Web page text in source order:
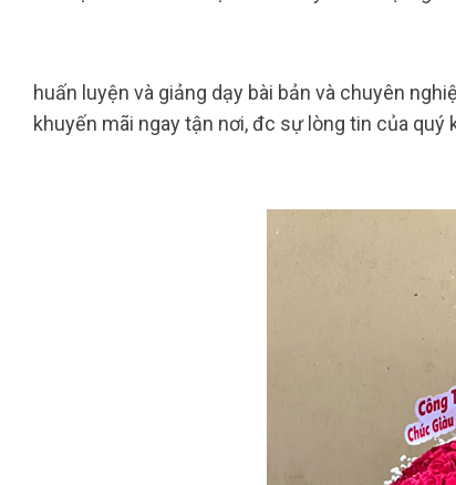
huấn luyện và giảng dạy bài bản và chuyên
khuyến mãi ngay tận nơi, đc sự lòng tin của quý